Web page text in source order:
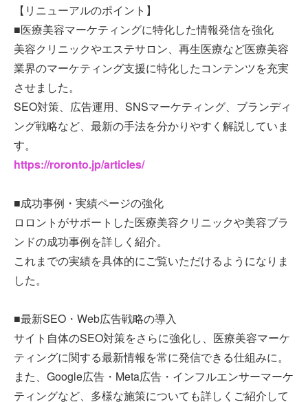
【リニューアルのポイント】
■医療美容マーケティングに特化した情報発信を強化
美容クリニックやエステサロン、再生医療など医療美容
業界のマーケティング支援に特化したコンテンツを充実
させました。
SEO対策、広告運用、SNSマーケティング、ブランディ
ング戦略など、最新の手法を分かりやすく解説していま
す。
https://roronto.jp/articles/
■成功事例・実績ページの強化
ロロントがサポートした医療美容クリニックや美容ブラ
ンドの成功事例を詳しく紹介。
これまでの実績を具体的にご覧いただけるようになりま
した。
■最新SEO・Web広告戦略の導入
サイト自体のSEO対策をさらに強化し、医療美容マーケ
ティングに関する最新情報を常に発信できる仕組みに。
また、Google広告・Meta広告・インフルエンサーマーケ
ティングなど、多様な施策についても詳しくご紹介して